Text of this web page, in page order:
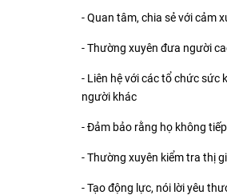
- Quan tâm, chia sẻ với cảm
- Thường xuyên đưa người
- Liên hệ với các tổ chức
người khác
- Đảm bảo rằng họ không
- Thường xuyên kiểm tra thị
- Tạo động lực, nói lời yêu